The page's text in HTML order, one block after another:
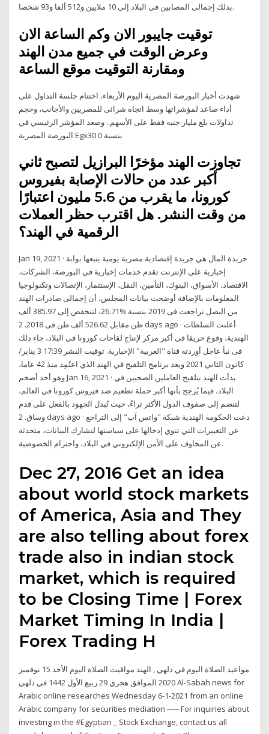
بذلك إجمالى المصابين فى البلاد إلى 10 ملايين و512 ألفا و93 شخصا.
توقيت جايبور الان وكم الساعة الان
وعرض الوقت في جميع مدن الهند
ومقارنة التوقيت موقع الساعة
شهدت أخبار البورصة المصرية اليوم الأربعاء، اختتام جلسة التداول على
أداء صاعد لمؤشراتها وسط اتجاه شرائى للمصريين والأجانب، وحجم
تداولات بلغ مليار جنيه فقط على الأسهم.. وصعد المؤشر الرئيسي في
البورصة المصرية Egx30 بنسبة 0
تجاوزت الهند مؤخرًا البرازيل لتصبح ثاني
أكبر عدد من حالات الإصابة بفيروس
كورونا، ما يقرب من 5.6 مليون اعتبارًا
من وقت النشر. هل اقترب حظر العملات
الرقمية في الهند؟
Jan 19, 2021 · جريدة المال هي جريدة إقتصادية مصرية يومية يتبعها بوابة
إخبارية على الإنترنت تقدم خدمات إخبارية في البورصة، الشركات،
الاقتصاد، الأسواق، البنوك، التأمين، النقل، الإستثمار، الإتصالات وتكنولوجيا
المعلومات بالإضافة أوضحت بيانات المجلس، أن إجمالى صادرات الهند
من البصل تراجعت فى 2019 بنسبة %26.71، لتنخفض إلى 385.97 ألف
طن مقابل 526.62 ألف طن فى 2018. 2 days ago · أعلنت السلطات
الهندية، وقوع حريقا فى أكبر مركز لإنتاج لقاحات كورونا فى البلاد، جاء ذلك
فى نبأ عاجل أوردته قناة "العربية" الإخبارية. توقيت النشر 17:39 3 يناير/
كانون الثاني 2021 ويعد برنامج التلقيح في الهند الذي اعتُمِد منذ 42 عاما،
وهو أحد أضخم Jan 16, 2021 · بدأت الهند بتلقيح العاملين الصحيين في
البلاد، فيما يُرجح بأنها أكبر حملة تطعيم ضد فيروس كورونا في العالم،
لتنضم إلى صفوف الدول الأكثر ثراءً، حيث تُبذل الجهود بالفعل على قدم
وساق. 2 days ago · دعت الحكومة الهندية شبكة "واتس آب" إلى التراجع
عن التغييرات التي تنوي إدخالها على سياستها لتشارك البيانات، متحدثة
عن المخاوف على الأمن الإلكتروني في البلاد، واحترام الخصوصية.
Dec 27, 2016 Get an idea
about world stock markets
of America, Asia and They
are also telling about forex
trade also in indian stock
market, which is required
to be Closing Time | Forex
Market Timing In India |
Forex Trading H
مواعيد الصلاة اليوم في دلهي , الهند مواقيت الصلاة اليوم الأحد 15 نوفمبر
2020 الموافق هجري 29 ربيع الأول 1442 في دلهي Al-Sabah news for
Arabic online researches Wednesday 6-1-2021 from an online
Arabic company for securities mediation ----- For inquiries about
investing in the #Egyptian _ Stock Exchange, contact us all